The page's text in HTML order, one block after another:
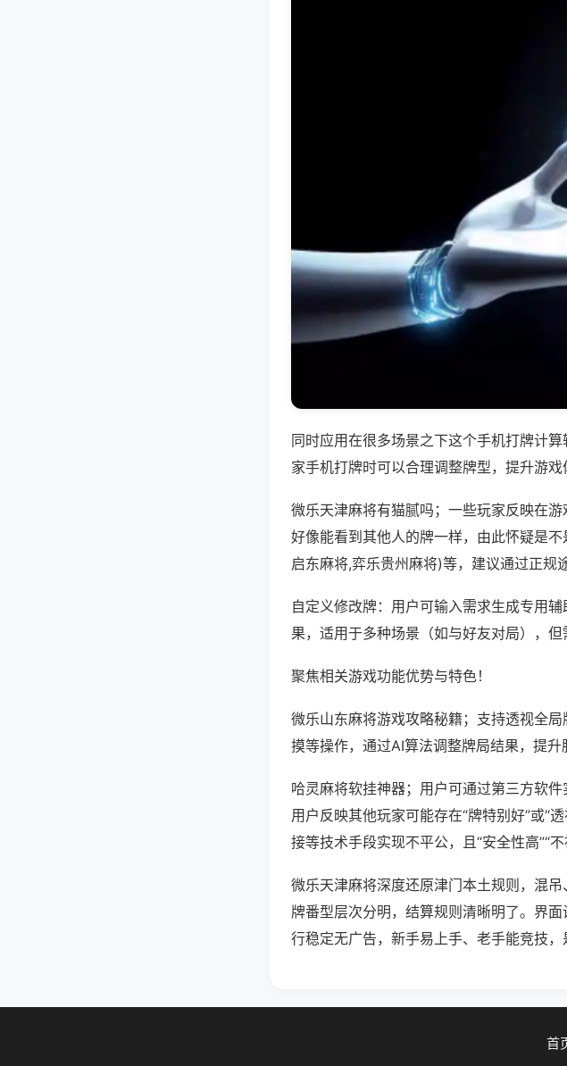
同时应用在很多场景之下这个手机打牌计
家手机打牌时可以合理调整牌型，提升游戏
微乐天津麻将有猫腻吗；一些玩家反映在
好像能看到其他人的牌一样，由此怀疑是
启东麻将,弈乐贵州麻将)等，建议通过正规
自定义修改牌：用户可输入需求生成专用
果，适用于多种场景（如与好友对局），但
聚焦相关游戏功能优势与特色！
微乐山东麻将游戏攻略秘籍；支持透视全
摸等操作，通过AI算法调整牌局结果，提升
哈灵麻将软挂神器；用户可通过第三方软件
用户反映其他玩家可能存在“牌特别好”或“
接等技术手段实现不平公，且“安全性高”“不
微乐天津麻将深度还原津门本土规则，混
牌番型层次分明，结算规则清晰明了。界
行稳定无广告，新手易上手、老手能竞技，
首